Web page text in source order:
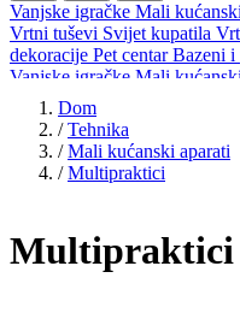
Vanjske igračke Mali
Vrtni tuševi Svijet kupatila
dekoracije Pet centarBazeni i
Vanjske igračke Mali
Vrtni tuševi
dekoracijePet centar
Dom
/ Tehnika
/ Mali kućanski aparati
/ Multipraktici
Multipraktici